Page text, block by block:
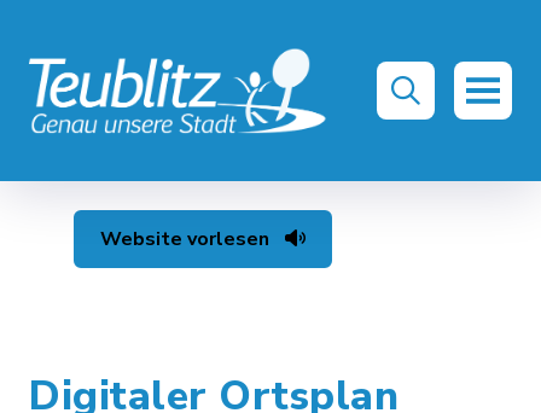
Website vorlesen
Digitaler Ortsplan